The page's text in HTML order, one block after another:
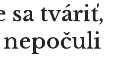
sa tváriť,
nepočuli